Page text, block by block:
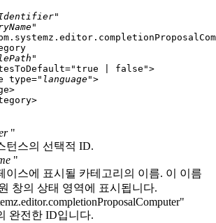
"
"
"
| false">
type="
language">
"
턴스의 선택적 ID.
"
이스에 표시될 카테고리의 이름. 이 이름
창의 상태 영역에 표시됩니다.
완전한 ID입니다.